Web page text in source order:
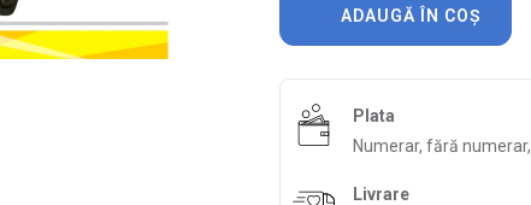
ADAUGĂ ÎN COȘ
Plata
Numerar, fără
Livrare